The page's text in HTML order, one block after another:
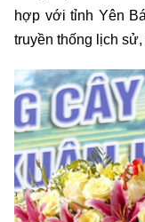
hợp với tỉnh Yên
truyền thống lịch